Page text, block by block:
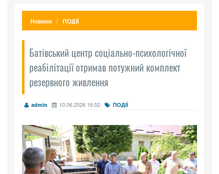
Новини ПОДІЇ
Батівський центр соціально-психологічної
реабілітації отримав потужний комплект
резервного живлення
admin 10.06.2026 16:52 ПОДІЇ